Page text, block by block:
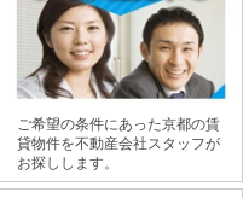
ご希望の条件にあった京都の賃
貸物件を不動産会社スタッフが
お探しします。